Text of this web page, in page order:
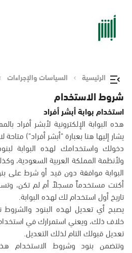
الرئيسية السياسات والإجراءات
شروط الاستخدام
استخدام بوابة أبشر أفراد
هذه البوابة الإلكترونية لأبشر أفراد
يشار إليها هنا بعبارة "أبشر أفراد")
دخولك واستخدامك لهذه البوابة
ولأنظمة المملكة العربية السعودية،
البوابة موافقة دون قيد أو شرط على
أكنت مستخدماً مسجلاً أم لم تكن،
تاريخ أول استخدام لك لهذه البوابة.
يصبح أي تعديل لهذه البنود والشروط
خلاف ذلك، ويعني استمرارك في
تعديل قبولك التام لذلك التعديل.
وتتضمن بنود وشروط الاستخدام